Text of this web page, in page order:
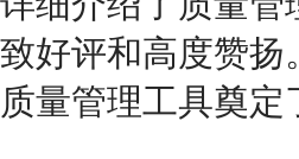
致好评和高度赞扬
质量管理工具奠